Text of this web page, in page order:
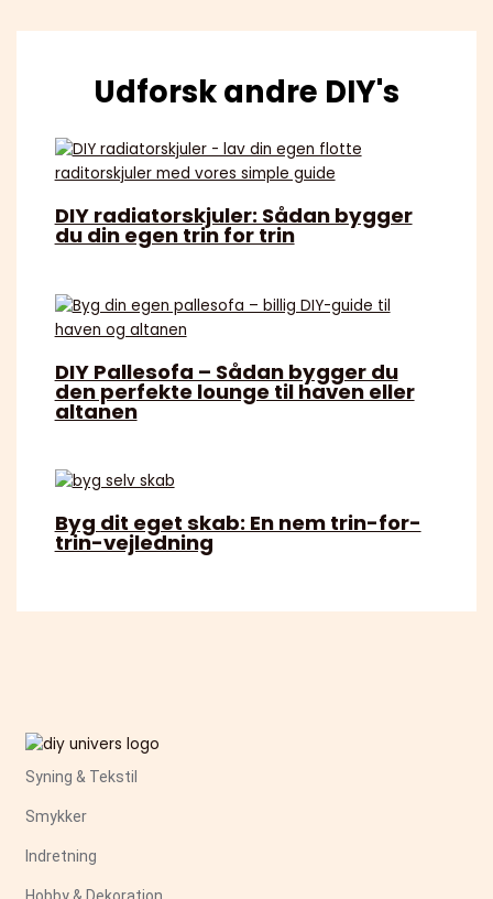
Udforsk andre DIY's
DIY radiatorskjuler: Sådan bygger
du din egen trin for trin
DIY Pallesofa – Sådan bygger du
den perfekte lounge til haven eller
altanen
Byg dit eget skab: En nem trin-for-
trin-vejledning
Syning & Tekstil
Smykker
Indretning